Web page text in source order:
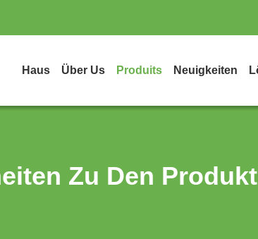
Haus Über Us Produits Neuigkeiten
Zu Den